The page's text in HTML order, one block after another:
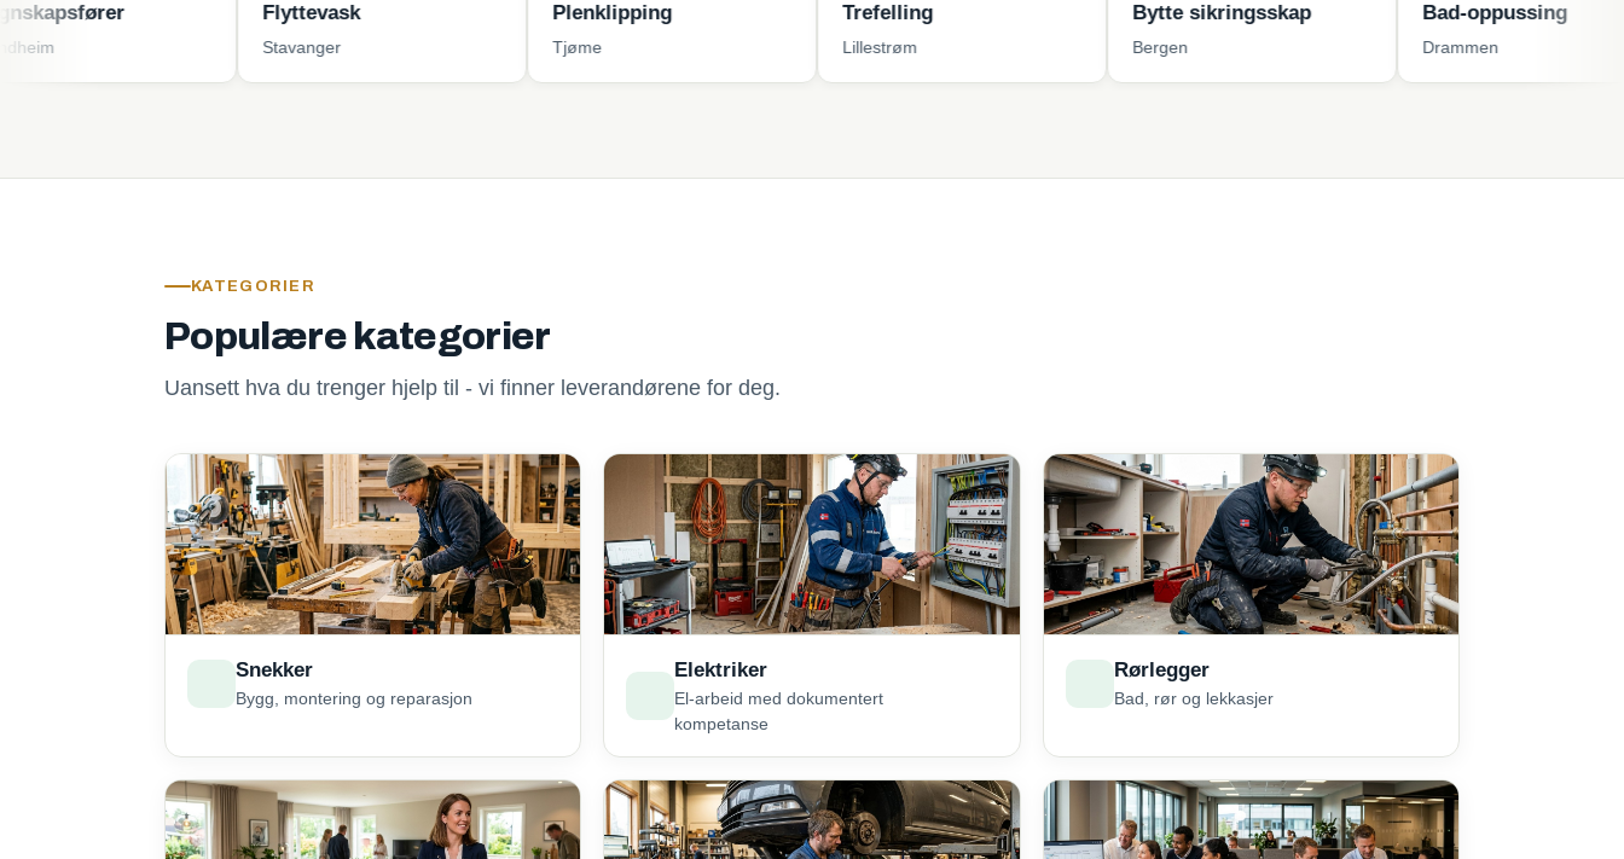
Plenklipping Bytte sikringsskap Bad-oppussing
KATEGORIER
Populære kategorier
Uansett hva du trenger hjelp til - vi finner leverandørene for deg.
Snekker
Bygg, montering og reparasjon
Elektriker
El-arbeid med dokumentert
kompetanse
Rørlegger
Bad, rør og lekkasjer